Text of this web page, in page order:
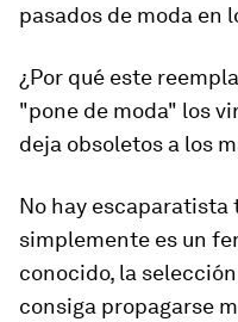
pasados de moda en
¿Por qué este
"pone de moda" los
deja obsoletos a los
No hay
simplemente es un
conocido, la
consiga propagarse